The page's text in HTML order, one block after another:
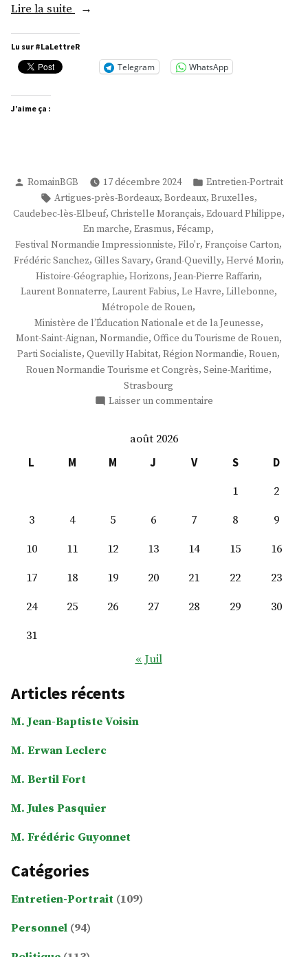
Lire la suite
« M.
Bonnaterre »
Lu sur #LaLettreR
Telegram WhatsApp
J’aime ça :
Publié
par
RomainBGB 17 décembre 2024
Publié
dans
Entretien-Portrait
Étiquettes :
Artigues-près-Bordeaux, Bordeaux, Bruxelles,
Caudebec-lès-Elbeuf, Christelle Morançais, Edouard Philippe,
En marche, Erasmus, Fécamp,
Festival Normandie Impressionniste, Filo'r, Françoise Carton,
Frédéric Sanchez, Gilles Savary, Grand-Quevilly, Hervé Morin,
Histoire-Géographie, Horizons, Jean-Pierre Raffarin,
Laurent Bonnaterre, Laurent Fabius, Le Havre, Lillebonne,
Métropole de Rouen,
Ministère de l’Éducation Nationale et de la Jeunesse,
Mont-Saint-Aignan, Normandie, Office du Tourisme de Rouen,
Parti Socialiste, Quevilly Habitat, Région Normandie, Rouen,
Rouen Normandie Tourisme et Congrès, Seine-Maritime,
Strasbourg
Laisser un commentaire
août 2026
L
M M J V S
D
1
2
3
4 5 6 7 8
9
10
11 12 13 14 15
16
17
18 19 20 21 22
23
24
25 26 27 28 29
30
31
« Juil
Articles récents
M. Jean-Baptiste Voisin
M. Erwan Leclerc
M. Bertil Fort
M. Jules Pasquier
M. Frédéric Guyonnet
Catégories
Entretien-Portrait (109)
Personnel (94)